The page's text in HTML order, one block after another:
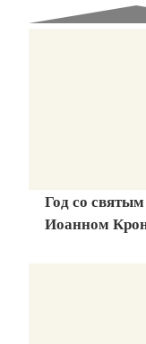
Год со
Иоанном